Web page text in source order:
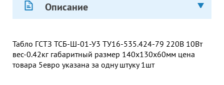
Описание
Табло ГСТЗ ТСБ-Ш-01-У3 ТУ16-535.424-79 220В 10Вт
вес-0.42кг габаритный размер 140х130х60мм цена
товара 5евро указана за одну штуку 1шт